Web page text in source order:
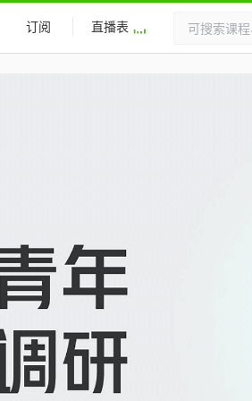
订阅 直播表